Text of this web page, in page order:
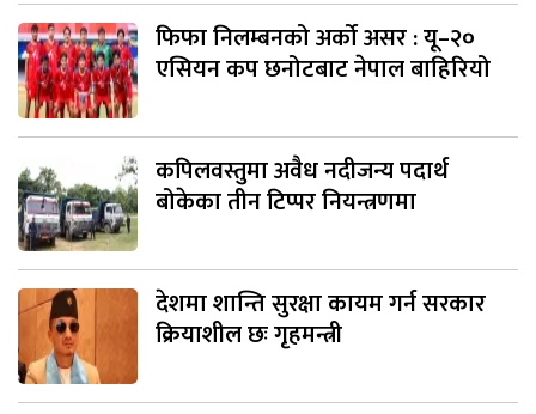
फिफा निलम्बनको अर्को असर : यू–२०
एसियन कप छनोटबाट नेपाल बाहिरियो
कपिलवस्तुमा अवैध नदीजन्य पदार्थ
बोकेका तीन टिप्पर नियन्त्रणमा
देशमा शान्ति सुरक्षा कायम गर्न सरकार
क्रियाशील छः गृहमन्त्री